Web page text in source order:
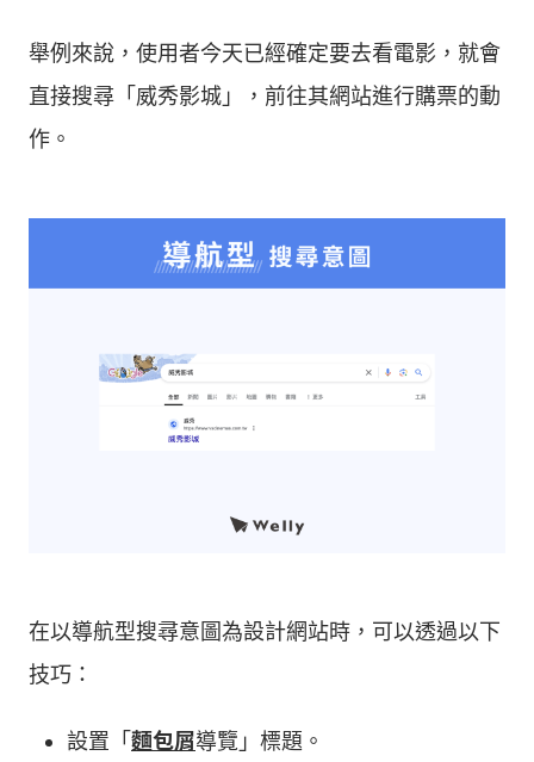
舉例來說，使用者今天已經確定要去看電影，就會
直接搜尋「威秀影城」，前往其網站進行購票的動
作。
在以導航型搜尋意圖為設計網站時，可以透過以下
技巧：
設置「 麵包屑導覽」標題。